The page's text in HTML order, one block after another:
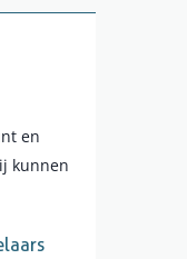
en
kunnen